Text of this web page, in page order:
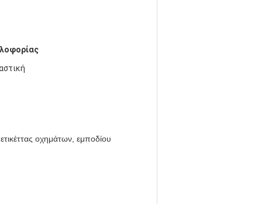
οχημάτων, εμποδίου